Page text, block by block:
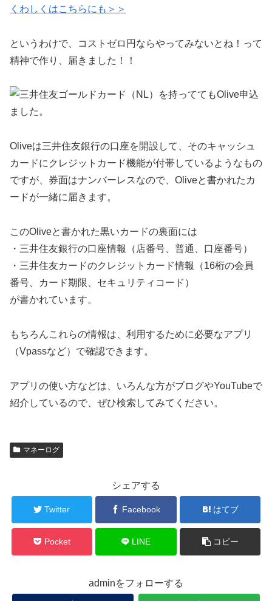
くわしくはこちらにも＞＞
というわけで、コストゼロ円ならやってみないとね！って
精神で作り、届きました！！
Oliveは三井住友銀行の口座を開設して、そのキャッシュ
カードにクレジットカード機能が付帯しているようなもの
ですが、券面はナンバーレスなので、Oliveと書かれたカ
ードが一緒に届きます。
このOliveと書かれた黒いカードの裏面には
・三井住友銀行の口座情報（店番号、普通、口座番号）
・三井住友カードのクレジットカード情報（16桁の会員
番号、カード期限、セキュリティコード）
が書かれています。
もちろんこれらの情報は、利用するために必要なアプリ
（Vpassなど）で確認できます。
アプリの使い方などは、いろんな方がブログやYouTubeで
紹介しているので、ぜひ検索してみてください。
マネーログ
シェアする
Twitter Facebook はてブ
Pocket LINE コピー
adminをフォローする